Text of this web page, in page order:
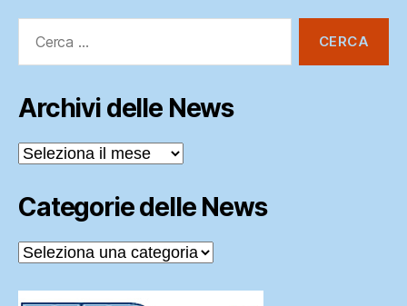
Archivi delle News
Archivi
delle
Categorie delle News
Categorie
delle
News